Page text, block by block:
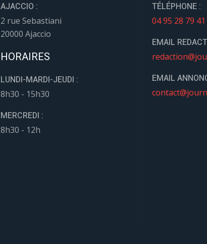
AJACCIO :
2 rue Sebastiani
20000 Ajaccio
HORAIRES
LUNDI-MARDI-JEUDI :
8h30 - 15h30
MERCREDI :
8h30 - 12h
TÉLÉPHONE :
04 95 28 79 41
EMAIL
EMAIL